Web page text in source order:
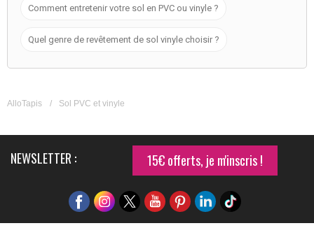
Comment entretenir votre sol en PVC ou vinyle ?
Quel genre de revêtement de sol vinyle choisir ?
AlloTapis / Sol PVC et vinyle
NEWSLETTER : 15€ offerts, je m'inscris !